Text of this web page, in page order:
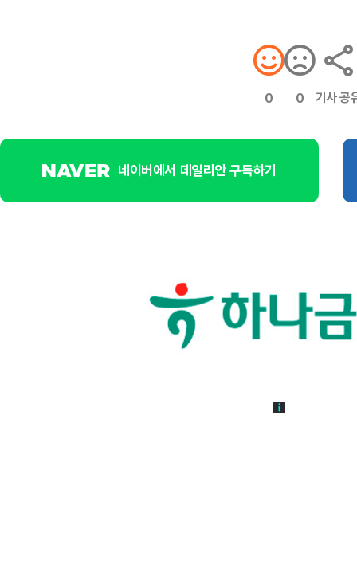
0 0 기사 공
네이버에서 데일리안 구독하기